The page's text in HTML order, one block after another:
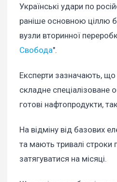
Українські удари по
раніше основною ціллю
вузли вторинної
Свобода".
Експерти зазначають, що
складне спеціалізоване
готові нафтопродукти,
На відміну від базових
та мають тривалі строки
затягуватися на місяці.